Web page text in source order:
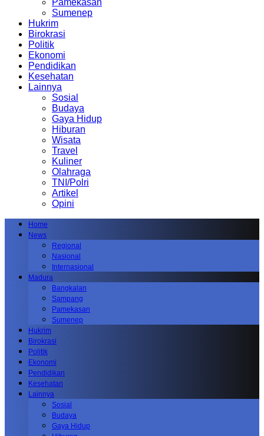
Pamekasan
Sumenep
Hukrim
Birokrasi
Politik
Ekonomi
Pendidikan
Kesehatan
Lainnya
Sosial
Budaya
Gaya Hidup
Hiburan
Wisata
Travel
Kuliner
Olahraga
TNI/Polri
Artikel
Opini
Home
News
Regional
Nasional
Internasional
Madura
Bangkalan
Sampang
Pamekasan
Sumenep
Hukrim
Birokrasi
Politik
Ekonomi
Pendidikan
Kesehatan
Lainnya
Sosial
Budaya
Gaya Hidup